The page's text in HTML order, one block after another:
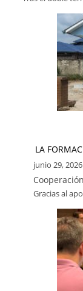
LA
junio 29, 2026
Gracias al